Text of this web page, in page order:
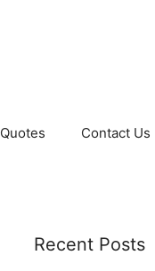
Quotes Contact Us
Recent Posts